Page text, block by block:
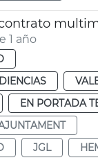
1 año
EN PORTADA
JGL